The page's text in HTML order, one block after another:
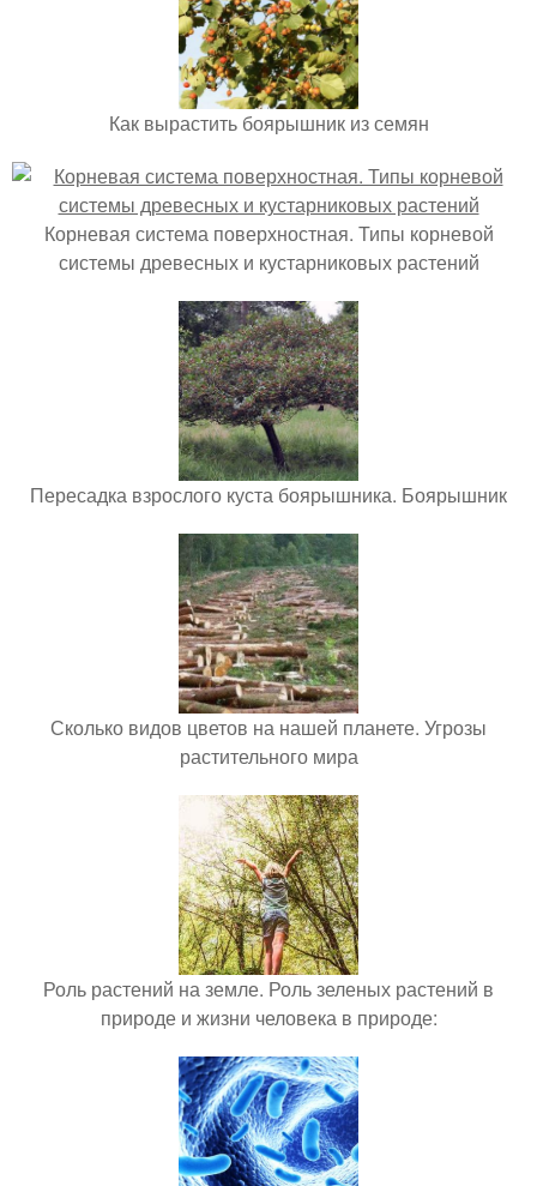
Как вырастить боярышник из семян
Корневая система поверхностная. Типы корневой
системы древесных и кустарниковых растений
Пересадка взрослого куста боярышника. Боярышник
Сколько видов цветов на нашей планете. Угрозы
растительного мира
Роль растений на земле. Роль зеленых растений в
природе и жизни человека в природе: